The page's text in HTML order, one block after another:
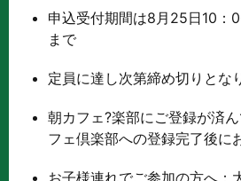
申込受付期間は8月25日10：
まで
定員に達し次第締め切りとな
朝カフェ?楽部にご登録が済
フェ倶楽部への登録完了後に